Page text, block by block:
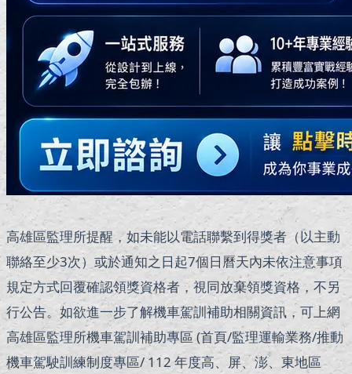
高雄區監理所提醒，如未能以電話聯繫到得獎者（以主動
聯絡至少3次）或於通知之日起7個日曆天內未依注意事項
規定方式回覆確認領獎資格者，視同放棄領獎資格，不另
行公告。如欲進一步了解機車駕訓補助相關資訊，可上網
高雄區監理所機車駕訓補助專區 (首頁/監理運輸業務/推動
機車駕駛訓練制度專區/ 112 年度高、屏、澎、東地區